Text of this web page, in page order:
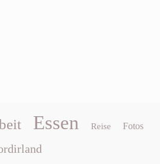
Essen Reise Fotos